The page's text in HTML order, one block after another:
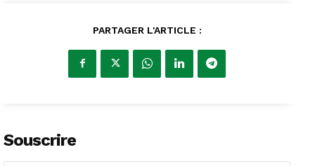
PARTAGER L'ARTICLE :
Souscrire